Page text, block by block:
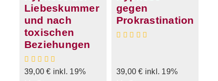
Liebeskummer
und nach
toxischen
Beziehungen
39,00€ inkl. 19%
gegen
Prokrastination
39,00€ inkl. 19%